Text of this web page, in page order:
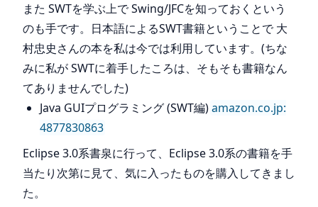
また SWTを学ぶ上で Swing/JFCを知っておくという
のも手です。日本語によるSWT書籍ということで 大
村忠史さんの本を私は今では利用しています。(ちな
みに私が SWTに着手したころは、そもそも書籍なん
てありませんでした)
Java GUIプログラミング (SWT編)amazon.co.jp:
4877830863
Eclipse 3.0系書泉に行って、Eclipse 3.0系の書籍を手
当たり次第に見て、気に入ったものを購入してきまし
た。